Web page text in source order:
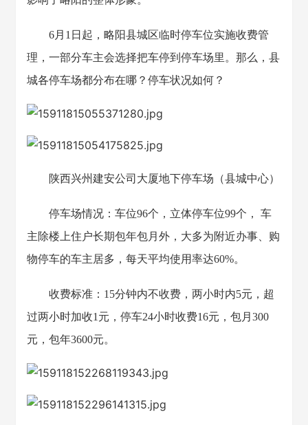
6月1日起，略阳县城区临时停车位实施收费管
理，一部分车主会选择把车停到停车场里。那么，县
城各停车场都分布在哪？停车状况如何？
陕西兴州建安公司大厦地下停车场（县城中心）
停车场情况：车位96个，立体停车位99个， 车
主除楼上住户长期包年包月外，大多为附近办事、购
物停车的车主居多，每天平均使用率达60%。
收费标准：15分钟内不收费，两小时内5元，超
过两小时加收1元，停车24小时收费16元，包月300
元，包年3600元。